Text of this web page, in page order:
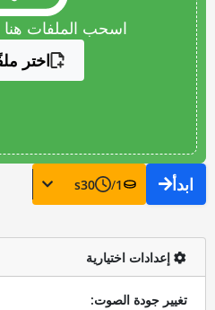
اسحب الملفات هنا
اختر
ابدأ 1
/
30
s
إعدادات اختيارية
تغيير جودة الصوت: